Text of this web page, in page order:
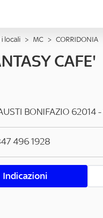
locali > MC > CORRIDONIA
CAFE'
BONIFAZIO 62014-
496 1928
Indicazioni